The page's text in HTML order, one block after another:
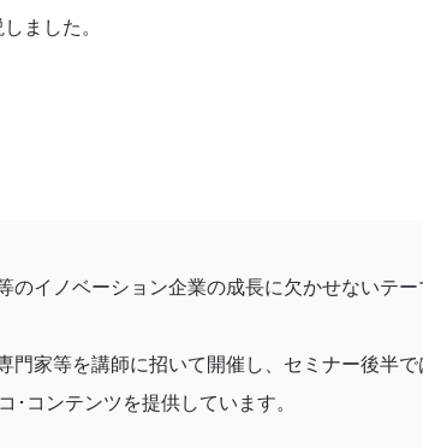
ました。
イノベーション企業の成長に欠かせないテー
家等を講師に招いて開催し、セミナー後半で
･コンテンツを提供しています。